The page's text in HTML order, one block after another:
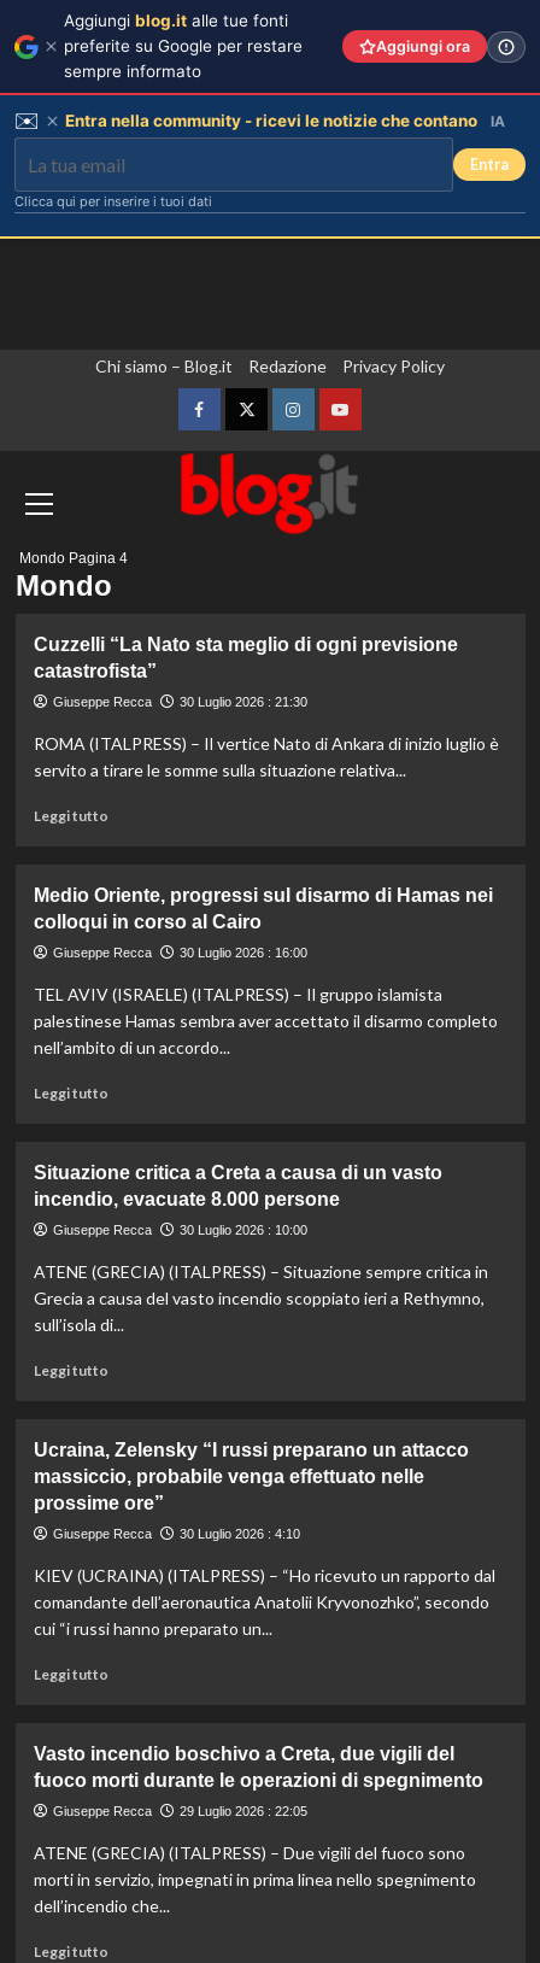
Chi siamo – Blog.it Redazione Privacy Policy
FacebookTwitterInstagramYouTube
principale
Mondo Pagina 4
Mondo
Cuzzelli “La Nato sta meglio di ogni previsione
catastrofista”
Giuseppe Recca 30 Luglio 2026 : 21:30
ROMA (ITALPRESS) – Il vertice Nato di Ankara di inizio luglio è
servito a tirare le somme sulla situazione relativa...
Leggi tuttoLeggi
Cuzzelli
“La
Nato
meglio
di
ogni
Medio Oriente, progressi sul disarmo di Hamas nei
colloqui in corso al Cairo
Giuseppe Recca 30 Luglio 2026 : 16:00
TEL AVIV (ISRAELE) (ITALPRESS) – Il gruppo islamista
palestinese Hamas sembra aver accettato il disarmo completo
nell’ambito di un accordo...
Leggi tuttoLeggi
Medio
Oriente,
progressi
disarmo
di
Hamas
Cairo
Situazione critica a Creta a causa di un vasto
incendio, evacuate 8.000 persone
Giuseppe Recca 30 Luglio 2026 : 10:00
ATENE (GRECIA) (ITALPRESS) – Situazione sempre critica in
Grecia a causa del vasto incendio scoppiato ieri a Rethymno,
sull’isola di...
Leggi tuttoLeggi
Situazione
critica
a
Creta
causa
di
un
Ucraina, Zelensky “I russi preparano un attacco
massiccio, probabile venga effettuato nelle
prossime ore”
Giuseppe Recca 30 Luglio 2026 : 4:10
KIEV (UCRAINA) (ITALPRESS) – “Ho ricevuto un rapporto dal
comandante dell’aeronautica Anatolii Kryvonozhko”, secondo
cui “i russi hanno preparato un...
Leggi tuttoLeggi
Ucraina,
Zelensky
“I
preparano
un
attacco
Vasto incendio boschivo a Creta, due vigili del
fuoco morti durante le operazioni di spegnimento
Giuseppe Recca 29 Luglio 2026 : 22:05
ATENE (GRECIA) (ITALPRESS) – Due vigili del fuoco sono
morti in servizio, impegnati in prima linea nello spegnimento
dell’incendio che...
Leggi tuttoLeggi
Aggiungi blog.it alle tue fonti
preferite su Google per restare
sempre informato
Aggiungi ora
✉️ Entra nella community - ricevi le notizie che contano IA
Entra
Clicca qui per inserire i tuoi dati